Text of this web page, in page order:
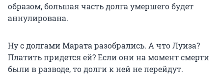
образом, большая часть долга умершего будет
аннулирована.
Ну с долгами Марата разобрались. А что Луиза?
Платить придется ей? Если они на момент смерти
были в разводе, то долги к ней не перейдут.